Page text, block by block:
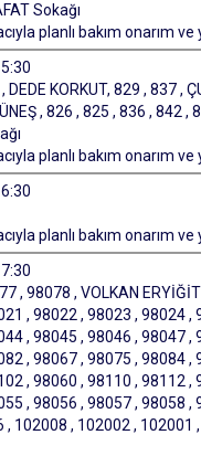
Sokağı
planlı bakım onarım
KORKUT, 829 , 837 ,
, 826 , 825 , 836 , 842
planlı bakım onarım
planlı bakım onarım
, 98078 , VOLKAN
, 98022 , 98023 , 98024
, 98045 , 98046 , 98047
, 98067 , 98075 , 98084
, 98060 , 98110 , 98112
, 98056 , 98057 , 98058 ,
102008 , 102002 , 102001